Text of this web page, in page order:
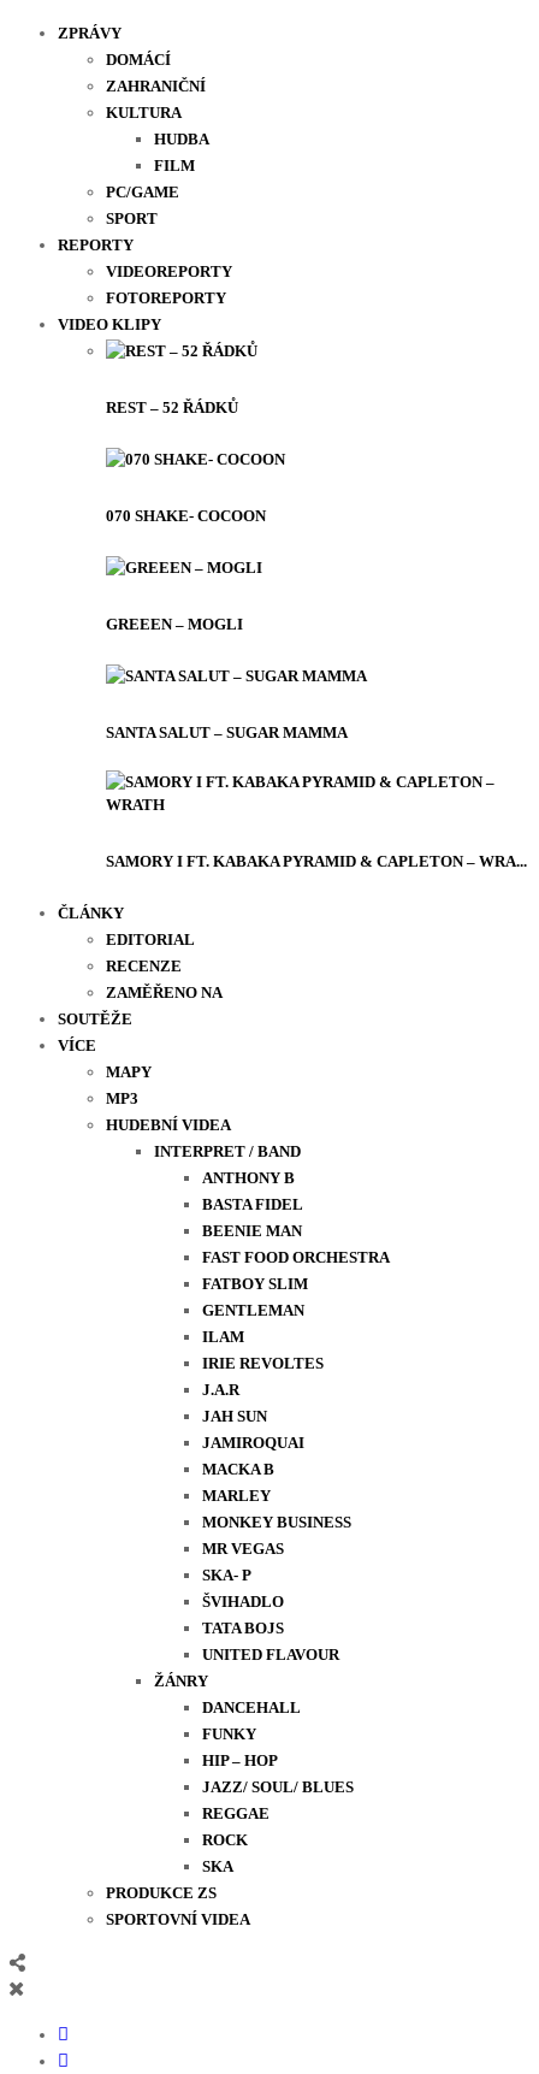
ZPRÁVY
DOMÁCÍ
ZAHRANIČNÍ
KULTURA
HUDBA
FILM
PC/GAME
SPORT
REPORTY
VIDEOREPORTY
FOTOREPORTY
VIDEO KLIPY
REST – 52 ŘÁDKŮ
070 SHAKE- COCOON
GREEEN – MOGLI
SANTA SALUT – SUGAR MAMMA
SAMORY I FT. KABAKA PYRAMID & CAPLETON – WRA...
ČLÁNKY
EDITORIAL
RECENZE
ZAMĚŘENO NA
SOUTĚŽE
VÍCE
MAPY
MP3
HUDEBNÍ VIDEA
INTERPRET / BAND
ANTHONY B
BASTA FIDEL
BEENIE MAN
FAST FOOD ORCHESTRA
FATBOY SLIM
GENTLEMAN
ILAM
IRIE REVOLTES
J.A.R
JAH SUN
JAMIROQUAI
MACKA B
MARLEY
MONKEY BUSINESS
MR VEGAS
SKA- P
ŠVIHADLO
TATA BOJS
UNITED FLAVOUR
ŽÁNRY
DANCEHALL
FUNKY
HIP – HOP
JAZZ/ SOUL/ BLUES
REGGAE
ROCK
SKA
PRODUKCE ZS
SPORTOVNÍ VIDEA